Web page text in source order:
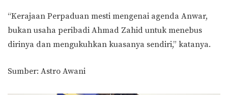
“Kerajaan Perpaduan mesti mengenai agenda Anwar,
bukan usaha peribadi Ahmad Zahid untuk menebus
dirinya dan mengukuhkan kuasanya sendiri,” katanya.
Sumber: Astro Awani